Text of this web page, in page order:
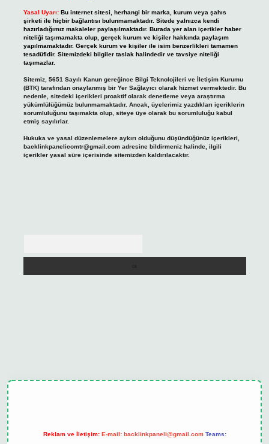
Yasal Uyarı: Bu internet sitesi, herhangi bir marka, kurum veya şahıs
şirketi ile hiçbir bağlantısı bulunmamaktadır. Sitede yalnızca kendi
hazırladığımız makaleler paylaşılmaktadır. Burada yer alan içerikler haber
niteliği taşımamakta olup, gerçek kurum ve kişiler hakkında paylaşım
yapılmamaktadır. Gerçek kurum ve kişiler ile isim benzerlikleri tamamen
tesadüfidir. Sitemizdeki bilgiler taslak halindedir ve tavsiye niteliği
taşımazlar.
Sitemiz, 5651 Sayılı Kanun gereğince Bilgi Teknolojileri ve İletişim Kurumu
(BTK) tarafından onaylanmış bir Yer Sağlayıcı olarak hizmet vermektedir. Bu
nedenle, sitedeki içerikleri proaktif olarak denetleme veya araştırma
yükümlülüğümüz bulunmamaktadır. Ancak, üyelerimiz yazdıkları içeriklerin
sorumluluğunu taşımakta olup, siteye üye olarak bu sorumluluğu kabul
etmiş sayılırlar.
Hukuka ve yasal düzenlemelere aykırı olduğunu düşündüğünüz içerikleri,
backlinkpanelicomtr@gmail.comadresine bildirmeniz halinde, ilgili
içerikler yasal süre içerisinde sitemizden kaldırılacaktır.
Reklam ve İletişim: E-mail: backlinkpaneli@gmail.com Teams: